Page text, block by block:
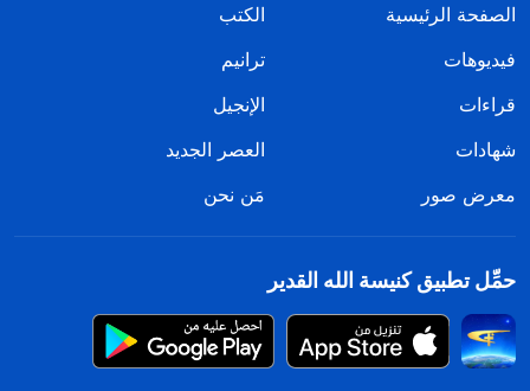
الصفحة الرئيسية
الكتب
فيديوهات
ترانيم
قراءات
الإنجيل
شهادات
العصر الجديد
معرض صور
مَن نحن
حمِّل تطبيق كنيسة الله القدير